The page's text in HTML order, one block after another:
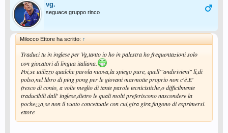
vg.
seguace gruppo rinco
Milocco Ettore ha scritto: ↑
Traduci tu in inglese per Vg,tanto io ho in palestra ho frequentazioni solo
con giocatori di lingua italiana.
Poi,se utilizzo qualche parola nuova,la spiego pure, quell'"andirivieni" lì,di
polso,nel libro di ping pong per le giovani marmotte proprio non c'è.E'
fresco di conio, a volte meglio di tante parole tecnicistiche,o difficilmente
traducibili dall' inglese,dietro le quali molti preferiscono nascondere la
pochezza,se non il vuoto concettuale con cui,gira gira,fingono di esprimersi.
ettore